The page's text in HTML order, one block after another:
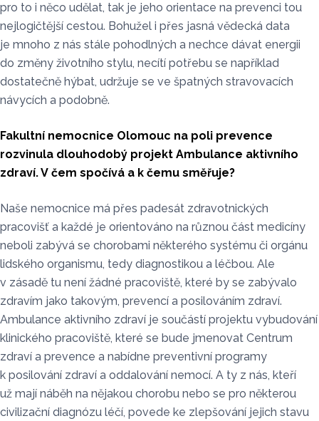
pro to i něco udělat, tak je jeho orientace na prevenci tou
nejlogičtější cestou. Bohužel i přes jasná vědecká data
je mnoho z nás stále pohodlných a nechce dávat energii
do změny životního stylu, necítí potřebu se například
dostatečně hýbat, udržuje se ve špatných stravovacích
návycích a podobně.
Fakultní nemocnice Olomouc na poli prevence
rozvinula dlouhodobý projekt Ambulance aktivního
zdraví. V čem spočívá a k čemu směřuje?
Naše nemocnice má přes padesát zdravotnických
pracovišť a každé je orientováno na různou část medicíny
neboli zabývá se chorobami některého systému či orgánu
lidského organismu, tedy diagnostikou a léčbou. Ale
v zásadě tu není žádné pracoviště, které by se zabývalo
zdravím jako takovým, prevencí a posilováním zdraví.
Ambulance aktivního zdraví je součástí projektu vybudování
klinického pracoviště, které se bude jmenovat Centrum
zdraví a prevence a nabídne preventivní programy
k posilování zdraví a oddalování nemocí. A ty z nás, kteří
už mají náběh na nějakou chorobu nebo se pro některou
civilizační diagnózu léčí, povede ke zlepšování jejich stavu